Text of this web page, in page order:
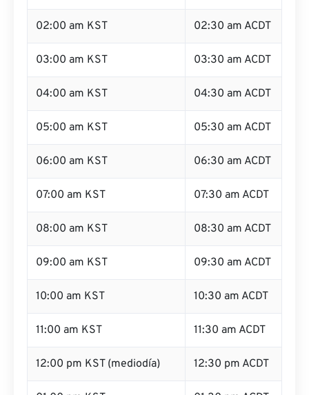
02:00 am KST 02:30 am ACDT
03:00 am KST 03:30 am ACDT
04:00 am KST 04:30 am ACDT
05:00 am KST 05:30 am ACDT
06:00 am KST 06:30 am ACDT
07:00 am KST 07:30 am ACDT
08:00 am KST 08:30 am ACDT
09:00 am KST 09:30 am ACDT
10:00 am KST 10:30 am ACDT
11:00 am KST 11:30 am ACDT
12:00 pm KST (mediodía) 12:30 pm ACDT